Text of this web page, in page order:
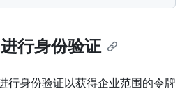
行身份验证
行身份验证以获得企业范围的令牌